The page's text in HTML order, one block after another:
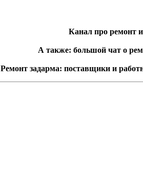
Канал про ремонт
А также: большой чат о
Ремонт задарма: поставщики и